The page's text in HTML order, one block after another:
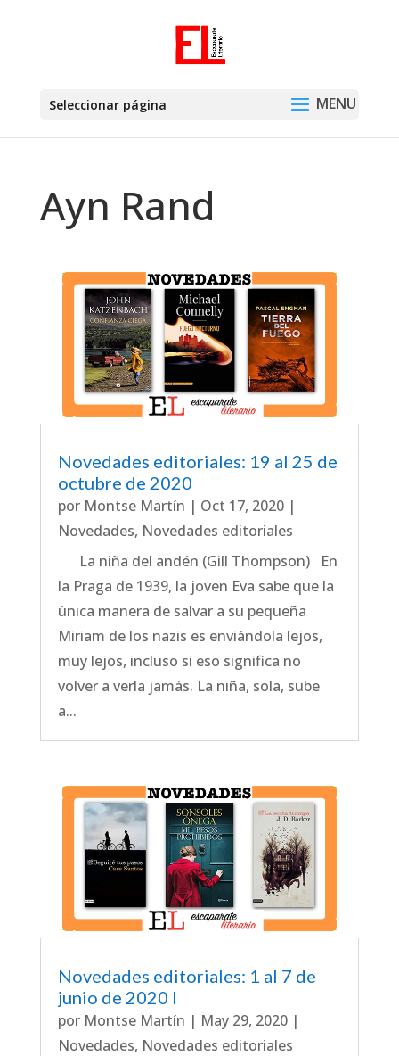
Seleccionar página
Ayn Rand
Novedades editoriales: 19 al 25 de
octubre de 2020
por Montse Martín | Oct 17, 2020|
Novedades, Novedades editoriales
La niña del andén (Gill Thompson) En
la Praga de 1939, la joven Eva sabe que la
única manera de salvar a su pequeña
Miriam de los nazis es enviándola lejos,
muy lejos, incluso si eso significa no
volver a verla jamás. La niña, sola, sube
a...
Novedades editoriales: 1 al 7 de
junio de 2020 I
por Montse Martín | May 29, 2020|
Novedades, Novedades editoriales